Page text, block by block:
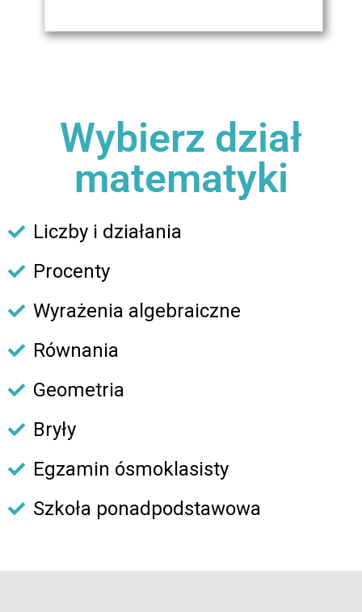
Wybierz dział
matematyki
Liczby i działania
Procenty
Wyrażenia algebraiczne
Równania
Geometria
Bryły
Egzamin ósmoklasisty
Szkoła ponadpodstawowa